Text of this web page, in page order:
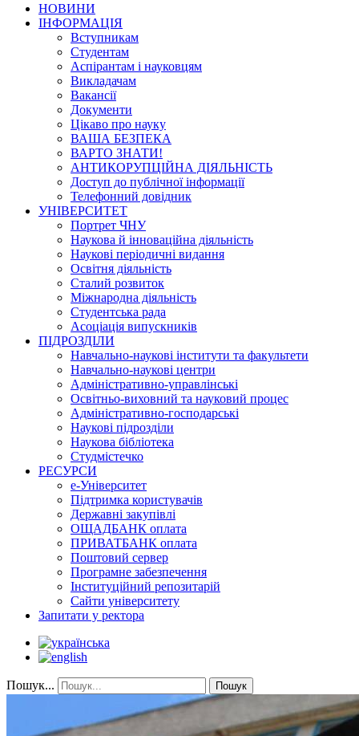
НОВИНИ
ІНФОРМАЦІЯ
Вступникам
Студентам
Аспірантам і науковцям
Викладачам
Вакансії
Документи
Цікаво про науку
ВАША БЕЗПЕКА
ВАРТО ЗНАТИ!
АНТИКОРУПЦІЙНА ДІЯЛЬНІСТЬ
Доступ до публічної інформації
Телефонний довідник
УНІВЕРСИТЕТ
Портрет ЧНУ
Наукова й інноваційна діяльність
Наукові періодичні видання
Освітня діяльність
Сталий розвиток
Міжнародна діяльність
Студентська рада
Асоціація випускників
ПІДРОЗДІЛИ
Навчально-наукові інститути та факультети
Навчально-наукові центри
Адміністративно-управлінські
Освітньо-виховний та науковий процес
Адміністративно-господарські
Наукові підрозділи
Наукова бібліотека
Студмістечко
РЕСУРСИ
е-Університет
Підтримка користувачів
Державні закупівлі
ОЩАДБАНК оплата
ПРИВАТБАНК оплата
Поштовий сервер
Програмне забезпечення
Інституційний репозитарій
Сайти університету
Запитати у ректора
Пошук... Пошук